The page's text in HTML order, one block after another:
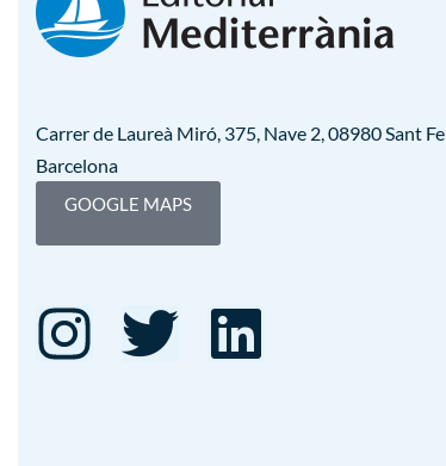
Carrer de Laureà Miró, 375, Nave 2, 08980 Sant
Barcelona
GOOGLE MAPS